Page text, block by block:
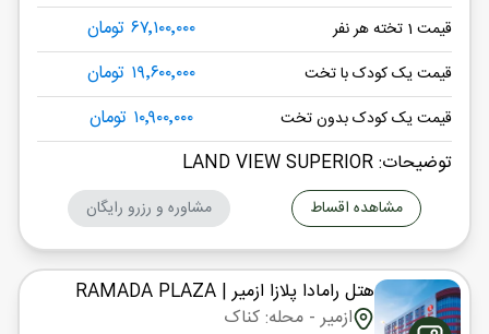
قیمت 1 تخته هر نفر ۶۷٬۱۰۰٬۰۰۰ تومان
قیمت یک کودک با تخت ۱۹٬۶۰۰٬۰۰۰ تومان
قیمت یک کودک بدون تخت
۱۰٬۹۰۰٬۰۰۰ تومان
توضیحات: LAND VIEW SUPERIOR
مشاهده اقساط مشاوره و رزرو رایگان
هتل رامادا پلازا ازمیر| RAMADA PLAZA
ازمیر- محله: کناک